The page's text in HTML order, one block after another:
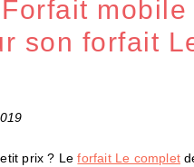
mobile
son forfait
prix ? Leforfait Le complet